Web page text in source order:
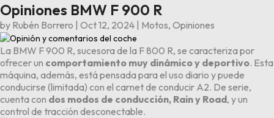
Ver todas las ofertas
Últimas 5 entradas del blog
Opiniones BYD Tang
Los 6 problemas y averías principales del Kia Stonic
Los 4 problemas y averías principales del BMW X1
Los 6 problemas y averías principales del Audi A3
Opiniones Volkswagen ID.3
Opiniones BMW F 900 R
by Rubén Borrero Oct 12, 2024 Motos, Opiniones
La BMW F 900 R, sucesora de la F 800 R, se caracteriza por
ofrecer un comportamiento muy dinámico y deportivo. Esta
máquina, además, está pensada para el uso diario y puede
conducirse (limitada) con el carnet de conducir A2. De serie,
cuenta con dos modos de conducción, Rain y Road, y un
control de tracción desconectable.